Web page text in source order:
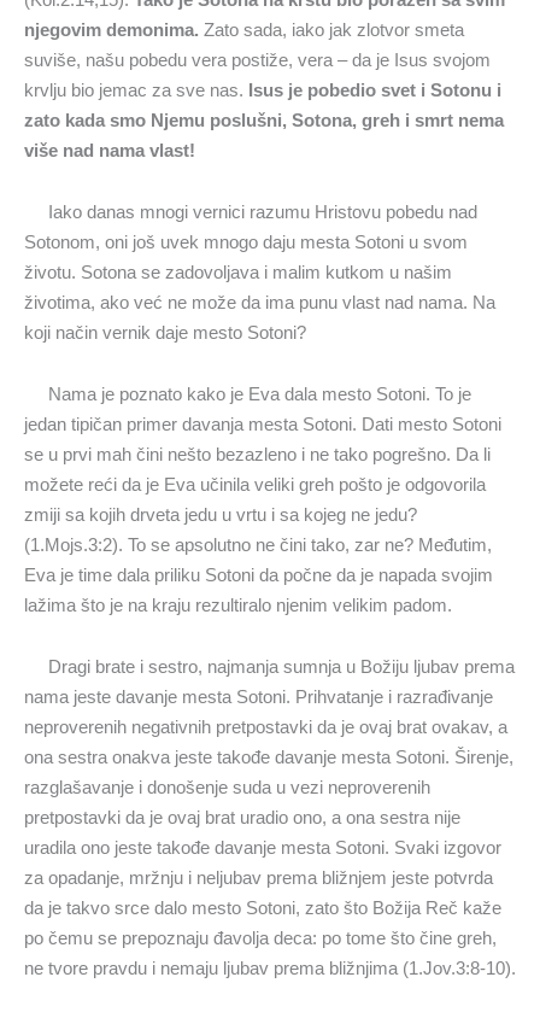
njegovim demonima. Zato sada, iako jak zlotvor smeta
suviše, našu pobedu vera postiže, vera – da je Isus svojom
krvlju bio jemac za sve nas. Isus je pobedio svet i Sotonu i
zato kada smo Njemu poslušni, Sotona, greh i smrt nema
više nad nama vlast!
Iako danas mnogi vernici razumu Hristovu pobedu nad
Sotonom, oni još uvek mnogo daju mesta Sotoni u svom
životu. Sotona se zadovoljava i malim kutkom u našim
životima, ako već ne može da ima punu vlast nad nama. Na
koji način vernik daje mesto Sotoni?
Nama je poznato kako je Eva dala mesto Sotoni. To je
jedan tipičan primer davanja mesta Sotoni. Dati mesto Sotoni
se u prvi mah čini nešto bezazleno i ne tako pogrešno. Da li
možete reći da je Eva učinila veliki greh pošto je odgovorila
zmiji sa kojih drveta jedu u vrtu i sa kojeg ne jedu?
(1.Mojs.3:2). To se apsolutno ne čini tako, zar ne? Međutim,
Eva je time dala priliku Sotoni da počne da je napada svojim
lažima što je na kraju rezultiralo njenim velikim padom.
Dragi brate i sestro, najmanja sumnja u Božiju ljubav prema
nama jeste davanje mesta Sotoni. Prihvatanje i razrađivanje
neproverenih negativnih pretpostavki da je ovaj brat ovakav, a
ona sestra onakva jeste takođe davanje mesta Sotoni. Širenje,
razglašavanje i donošenje suda u vezi neproverenih
pretpostavki da je ovaj brat uradio ono, a ona sestra nije
uradila ono jeste takođe davanje mesta Sotoni. Svaki izgovor
za opadanje, mržnju i neljubav prema bližnjem jeste potvrda
da je takvo srce dalo mesto Sotoni, zato što Božija Reč kaže
po čemu se prepoznaju đavolja deca: po tome što čine greh,
ne tvore pravdu i nemaju ljubav prema bližnjima (1.Jov.3:8-10).